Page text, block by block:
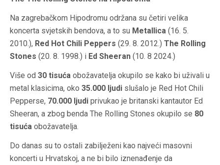
Na zagrebačkom Hipodromu održana su četiri velika
koncerta svjetskih bendova, a to su Metallica (16. 5.
2010.), Red Hot Chili Peppers (29. 8. 2012.) The Rolling
Stones (20. 8. 1998.) i Ed Sheeran (10. 8 2024.)
Više od 30 tisuća obožavatelja okupilo se kako bi uživali u
metal klasicima, oko 35.000 ljudi slušalo je Red Hot Chili
Pepperse, 70.000 ljudi privukao je britanski kantautor Ed
Sheeran, a zbog benda The Rolling Stones okupilo se 80
tisuća obožavatelja.
Do danas su to ostali zabilježeni kao najveći masovni
koncerti u Hrvatskoj, a ne bi bilo iznenađenje da